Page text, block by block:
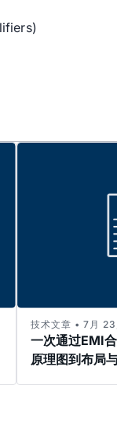
一次通过EMI
原理图到布局
技术文章 • 7月